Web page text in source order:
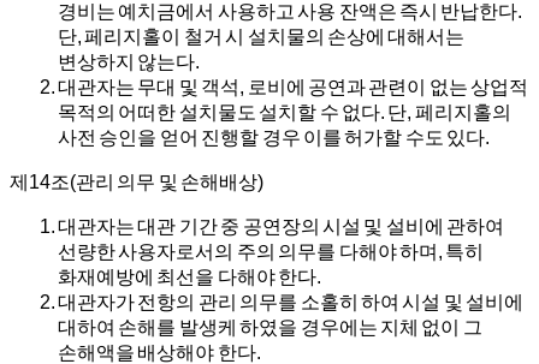
경비는 예치금에서 사용하고 사용 잔액은 즉시 반납한다.
단, 페리지홀이 철거 시 설치물의 손상에 대해서는
변상하지 않는다.
대관자는 무대 및 객석, 로비에 공연과 관련이 없는 상업적
목적의 어떠한 설치물도 설치할 수 없다. 단, 페리지홀의
사전 승인을 얻어 진행할 경우 이를 허가할 수도 있다.
제14조(관리 의무 및 손해배상)
대관자는 대관 기간 중 공연장의 시설 및 설비에 관하여
선량한 사용자로서의 주의 의무를 다해야 하며, 특히
화재예방에 최선을 다해야 한다.
대관자가 전항의 관리 의무를 소홀히 하여 시설 및 설비에
대하여 손해를 발생케 하였을 경우에는 지체 없이 그
손해액을 배상해야 한다.